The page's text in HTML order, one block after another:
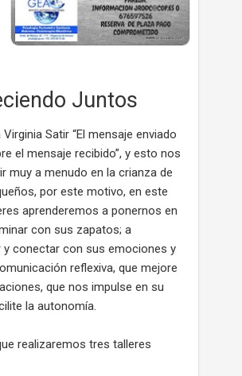
Juntos
Satir “El mensaje enviado
el mensaje recibido”, y esto nos
muy a menudo en la crianza de
por este motivo, en este
aprenderemos a ponernos en
con sus zapatos; a
y conectar con sus emociones y
reflexiva, que mejore
que nos impulse en su
la autonomía.
realizaremos tres talleres